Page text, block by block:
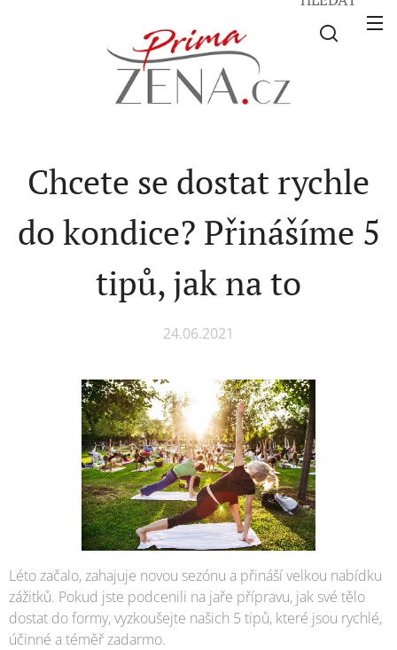
Chcete se dostat rychle
do kondice? Přinášíme 5
tipů, jak na to
24.06.2021
Léto začalo, zahajuje novou sezónu a přináší velkou nabídku
zážitků. Pokud jste podcenili na jaře přípravu, jak své tělo
dostat do formy, vyzkoušejte našich 5 tipů, které jsou rychlé,
účinné a téměř zadarmo.